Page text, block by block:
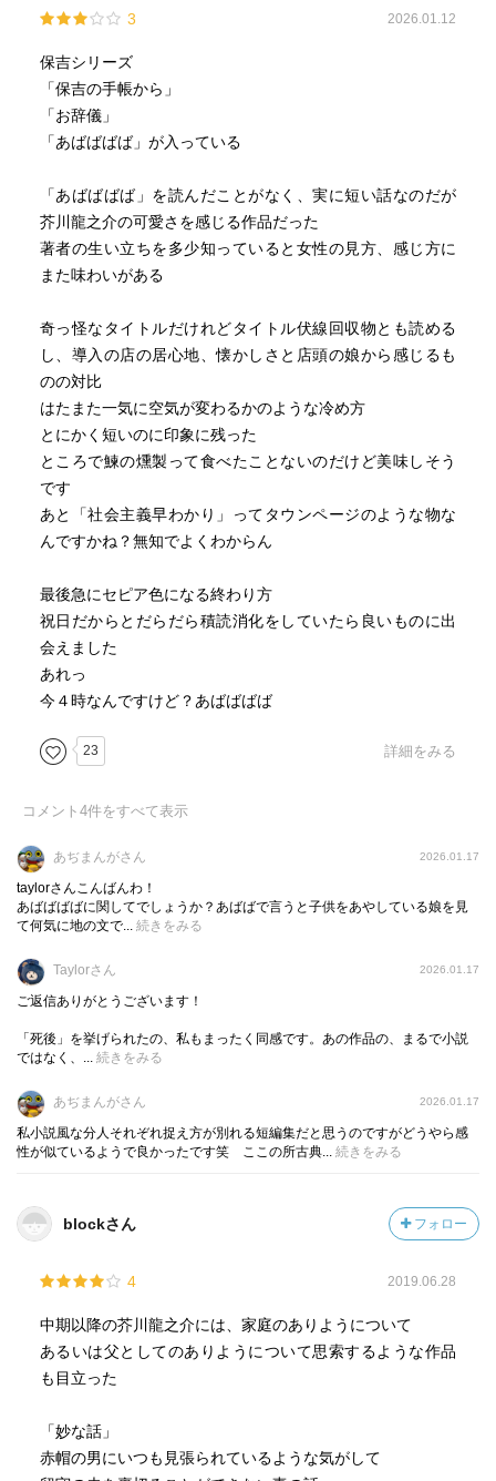
3 2026.01.12
保吉シリーズ
「保吉の手帳から」
「お辞儀」
「あばばばば」が入っている
「あばばばば」を読んだことがなく、実に短い話なのだが
芥川龍之介の可愛さを感じる作品だった
著者の生い立ちを多少知っていると女性の見方、感じ方に
また味わいがある
奇っ怪なタイトルだけれどタイトル伏線回収物とも読める
し、導入の店の居心地、懐かしさと店頭の娘から感じるも
のの対比
はたまた一気に空気が変わるかのような冷め方
とにかく短いのに印象に残った
ところで鰊の燻製って食べたことないのだけど美味しそう
です
あと「社会主義早わかり」ってタウンページのような物な
んですかね？無知でよくわからん
最後急にセピア色になる終わり方
祝日だからとだらだら積読消化をしていたら良いものに出
会えました
あれっ
今４時なんですけど？あばばばば
23 詳細をみる
コメント 4件をすべて表示
あぢまんがさん 2026.01.17
taylorさんこんばんわ！
あばばばばに関してでしょうか？あばばで言うと子供をあやしている娘を見
て何気に地の文で... 続きをみる
Taylorさん 2026.01.17
ご返信ありがとうございます！
「死後」を挙げられたの、私もまったく同感です。あの作品の、まるで小説
ではなく、... 続きをみる
あぢまんがさん 2026.01.17
私小説風な分人それぞれ捉え方が別れる短編集だと思うのですがどうやら感
性が似ているようで良かったです笑 ここの所古典... 続きをみる
blockさん フォロー
4 2019.06.28
中期以降の芥川龍之介には、家庭のありようについて
あるいは父としてのありようについて思索するような作品
も目立った
「妙な話」
赤帽の男にいつも見張られているような気がして